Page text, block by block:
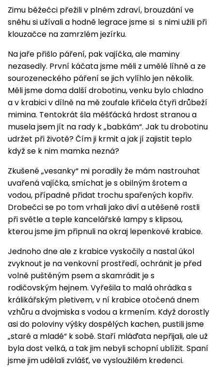
Zimu běžečci přežili v plném zdraví, brouzdání ve
sněhu si užívali a hodně legrace jsme si s nimi užili při
klouzačce na zamrzlém jezírku.
Na jaře přišlo páření, pak vajíčka, ale maminy
nezasedly. První káčata jsme měli z umělé líhně a ze
sourozeneckého páření se jich vylíhlo jen několik.
Měli jsme doma další drobotinu, venku bylo chladno
a v krabici v dílně na mě zoufale křičela čtyři drůbeží
mimina. Tentokrát šla měšťácká hrdost stranou a
musela jsem jít na rady k „babkám“. Jak tu drobotinu
udržet při životě? Čím ji krmit a jak jí zajistit teplo
když se k nim mamka nezná?
Zkušené „vesanky“ mi poradily že mám nastrouhat
uvařená vajíčka, smíchat je s obilným šrotem a
vodou, případně přidat trochu spařených kopřiv.
Drobečci se po tom vrhali jako diví a utěšeně rostli
při světle a teple kancelářské lampy s klipsou,
kterou jsme jim připnuli na okraj lepenkové krabice.
Jednoho dne ale z krabice vyskočily a nastal úkol
zvyknout je na venkovní prostředí, ochránit je před
volně puštěným psem a skamrádit je s
rodičovským hejnem. Vyřešila to malá ohrádka s
králikářským pletivem, v ní krabice otočená dnem
vzhůru a dvojmiska s vodou a krmením. Když dorostly
asi do poloviny výšky dospělých kachen, pustili jsme
„staré a mladé“ k sobě. Staří mláďata nepřijali, ale už
byla dost velká, a tak jim nebyli schopní ublížit. Spaní
jsme jim udělali zvlášť, ve vysloužilém kredenci.